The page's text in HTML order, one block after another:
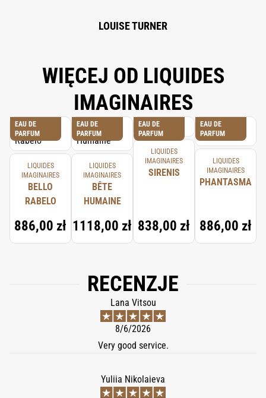
LOUISE TURNER
WIĘCEJ OD LIQUIDES
IMAGINAIRES
EAU DE
PARFUM
LIQUIDES
IMAGINAIRES
BELLO
RABELO
886,00 zł
EAU DE
PARFUM
LIQUIDES
IMAGINAIRES
BÊTE
HUMAINE
1118,00 zł
EAU DE
PARFUM
LIQUIDES
IMAGINAIRES
SIRENIS
838,00 zł
EAU DE
PARFUM
LIQUIDES
IMAGINAIRES
PHANTASMA
886,00 zł
RECENZJE
Lana Vitsou
8/6/2026
Very good service.
Yuliia Nikolaieva